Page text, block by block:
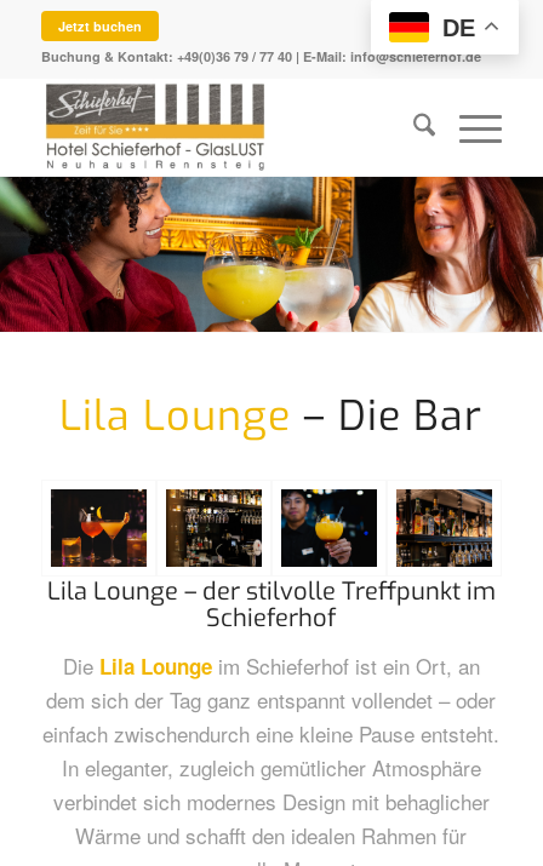
Jetzt buchen
Buchung & Kontakt: +49(0)36 79 / 77 40| E-Mail: info@schieferhof.de
Lila Lounge – Die Bar
Lila Lounge – der stilvolle Treffpunkt im
Schieferhof
Die Lila Loungeim Schieferhof ist ein Ort, an
dem sich der Tag ganz entspannt vollendet – oder
einfach zwischendurch eine kleine Pause entsteht.
In eleganter, zugleich gemütlicher Atmosphäre
verbindet sich modernes Design mit behaglicher
Wärme und schafft den idealen Rahmen für
DE